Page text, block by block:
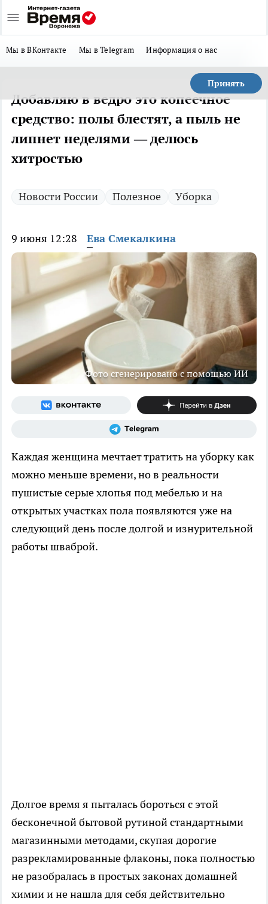
Мы в ВКонтакте Мы в Telegram Информация о нас
Принять
Добавляю в ведро это копеечное
средство: полы блестят, а пыль не
липнет неделями — делюсь
хитростью
Новости России Полезное Уборка
9 июня 12:28 Ева Смекалкина
Фото сгенерировано с помощью ИИ
Каждая женщина мечтает тратить на уборку как
можно меньше времени, но в реальности
пушистые серые хлопья под мебелью и на
открытых участках пола появляются уже на
следующий день после долгой и изнурительной
работы шваброй.
Долгое время я пыталась бороться с этой
бесконечной бытовой рутиной стандартными
магазинными методами, скупая дорогие
разрекламированные флаконы, пока полностью
не разобралась в простых законах домашней
химии и не нашла для себя действительно